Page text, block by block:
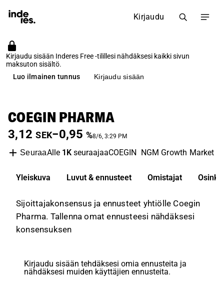
Kirjaudu
Kirjaudu sisään Inderes Free -tilillesi nähdäksesi kaikki sivun
maksuton sisältö.
Luo ilmainen tunnus
Kirjaudu sisään
COEGIN PHARMA
3,12 SEK−0,95 %8/6, 3:29 PM
SeuraaAlle 1KseuraajaaCOEGIN NGM Growth Market
Yleiskuva Luvut & ennusteet Omistajat Osinko
Sijoittajakonsensus ja ennusteet yhtiölle Coegin
Pharma. Tallenna omat ennusteesi nähdäksesi
konsensuksen
Kirjaudu sisään tehdäksesi omia ennusteita ja
nähdäksesi muiden käyttäjien ennusteita.